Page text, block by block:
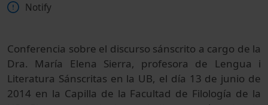
Notify
Conferencia sobre el discurso sánscrito a cargo de la
Dra. María Elena Sierra, profesora de Lengua i
Literatura Sánscritas en la UB, el día 13 de junio de
2014 en la Capilla de la Facultad de Filología de la